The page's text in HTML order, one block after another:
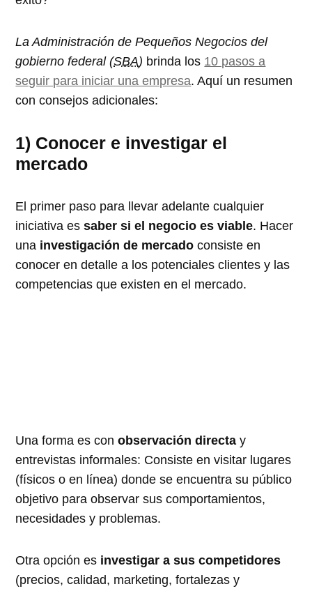
La Administración de Pequeños Negocios del
gobierno federal (SBA) brinda los 10 pasos a
seguir para iniciar una empresa. Aquí un resumen
con consejos adicionales:
1) Conocer e investigar el
mercado
El primer paso para llevar adelante cualquier
iniciativa essaber si el negocio es viable. Hacer
una investigación de mercado consiste en
conocer en detalle a los potenciales clientes y las
competencias que existen en el mercado.
Una forma es conobservación directa y
entrevistas informales: Consiste en visitar lugares
(físicos o en línea) donde se encuentra su público
objetivo para observar sus comportamientos,
necesidades y problemas.
Otra opción es investigar a sus competidores
(precios, calidad, marketing, fortalezas y